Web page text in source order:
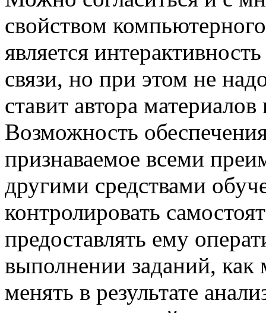
свойством
является
связи, но при этом не
ставит автора
Возможность
признаваемое всеми
другими средствами
контролировать
предоставлять ему
выполнении заданий,
менять в результате